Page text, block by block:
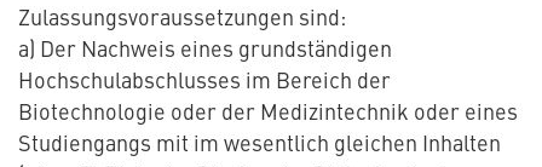
Zulassungsvoraussetzungen sind:
a) Der Nachweis eines grundständigen
Hochschulabschlusses im Bereich der
Biotechnologie oder der Medizintechnik oder eines
Studiengangs mit im wesentlich gleichen Inhalten